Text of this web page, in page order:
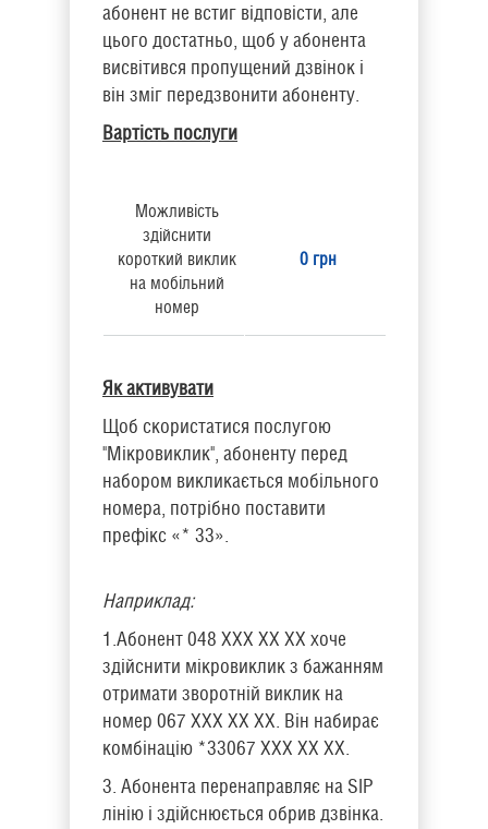
абонент не встиг відповісти, але
цього достатньо, щоб у абонента
висвітився пропущений дзвінок і
він зміг передзвонити абоненту.
Вартість послуги
Можливість
здійснити
короткий виклик
на мобільний
номер
0 грн
Як активувати
Щоб скористатися послугою
"Мікровиклик", абоненту перед
набором викликається мобільного
номера, потрібно поставити
префікс «* 33».
Наприклад:
1.Абонент 048 ХХХ ХХ ХХ хоче
здійснити мікровиклик з бажанням
отримати зворотній виклик на
номер 067 ХХХ ХХ ХХ. Він набирає
комбінацію *33067 ХХХ ХХ ХХ.
3. Абонента перенаправляє на SIP
лінію і здійснюється обрив дзвінка.